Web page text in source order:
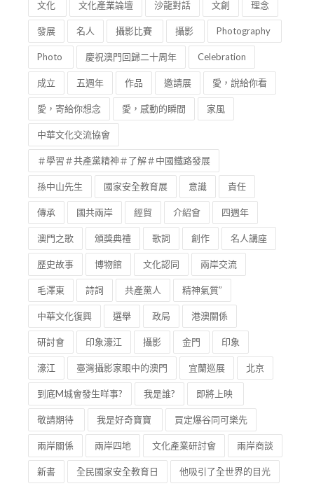
文化 文化產業論壇 沙龍對話 文創 理念
發展 名人 攝影比賽 攝影 Photography
Photo 慶祝澳門回歸二十周年 Celebration
成立 五週年 作品 邀請展 愛，說給你看
愛，寄給你想念 愛，感動的瞬間 家風
中華文化交流協會
＃學習＃共產黨精神＃了解＃中國鐵路發展
孫中山先生 國家安全教育展 意識 責任
傳承 國共兩岸 經貿 介紹會 四週年
澳門之歌 頒獎典禮 歌詞 創作 名人講座
歷史故事 博物館 文化認同 兩岸交流
毛澤東 詩詞 共產黨人 精神氣質”
中華文化復興 選舉 政局 港澳關係
研討會 印象濠江 攝影 金門 印象
濠江 臺灣攝影家眼中的澳門 宜蘭巡展 北京
到底M城會發生咩事? 我是誰? 即將上映
敬請期待 我是好奇寶寶 買定爆谷同可樂先
兩岸關係 兩岸四地 文化產業研討會 兩岸商談
新書 全民國家安全教育日 他吸引了全世界的目光